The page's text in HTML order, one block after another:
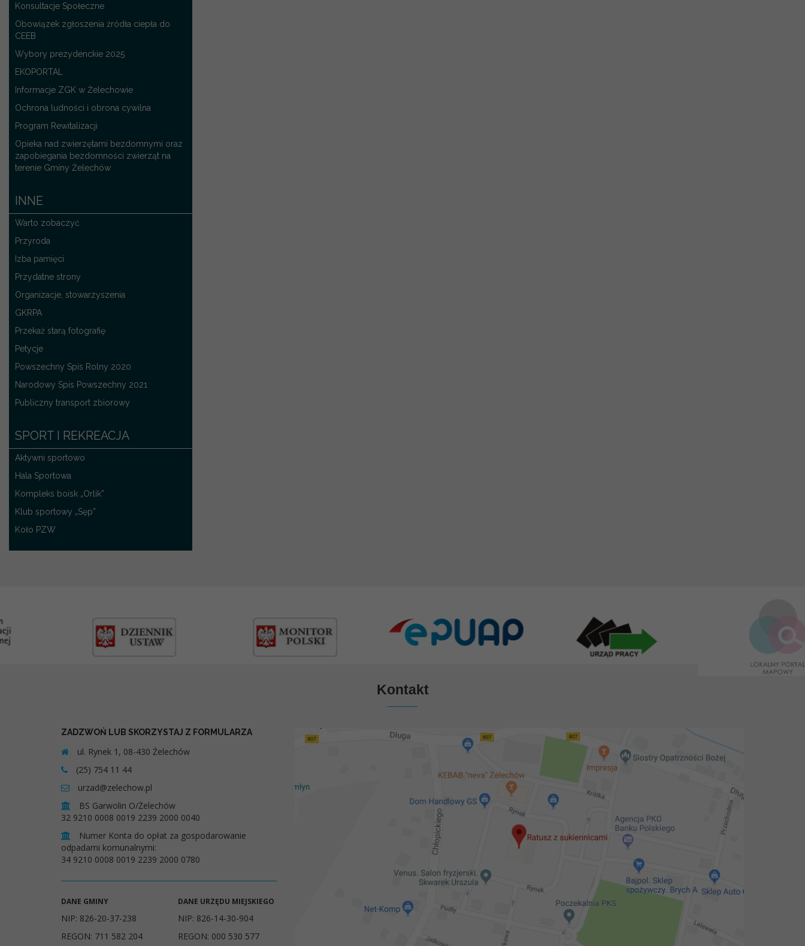
Konsultacje Społeczne
Obowiązek zgłoszenia źródła ciepła do
CEEB
Wybory prezydenckie 2025
EKOPORTAL
Informacje ZGK w Żelechowie
Ochrona ludności i obrona cywilna
Program Rewitalizacji
Opieka nad zwierzętami bezdomnymi oraz
zapobiegania bezdomności zwierząt na
terenie Gminy Żelechów
INNE
Warto zobaczyć
Przyroda
Izba pamięci
Przydatne strony
Organizacje, stowarzyszenia
GKRPA
Przekaż starą fotografię
Petycje
Powszechny Spis Rolny 2020
Narodowy Spis Powszechny 2021
Publiczny transport zbiorowy
SPORT I REKREACJA
Aktywni sportowo
Hala Sportowa
Kompleks boisk „Orlik”
Klub sportowy „Sęp”
Koło PZW
Kontakt
ZADZWOŃ LUB SKORZYSTAJ Z FORMULARZA
ul. Rynek 1, 08-430 Żelechów
(25) 754 11 44
urzad@zelechow.pl
BS Garwolin O/Żelechów
32 9210 0008 0019 2239 2000 0040
Numer Konta do opłat za gospodarowanie
odpadami komunalnymi:
34 9210 0008 0019 2239 2000 0780
DANE GMINY
NIP: 826-20-37-238
REGON: 711 582 204
DANE URZĘDU MIEJSKIEGO
NIP: 826-14-30-904
REGON: 000 530 577